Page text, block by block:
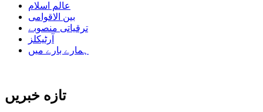
عالم اسلام
بین الاقوامی
ترقیاتی منصوبے
آرٹیکلز
ہمارے بارے میں
تازه خبریں